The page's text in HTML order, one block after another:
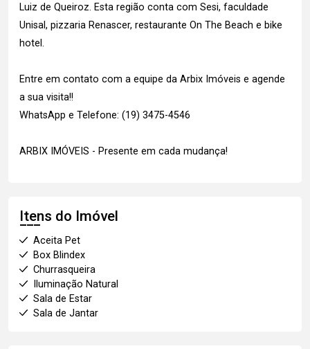
Luiz de Queiroz. Esta região conta com Sesi, faculdade
Unisal, pizzaria Renascer, restaurante On The Beach e bike
hotel.
Entre em contato com a equipe da Arbix Imóveis e agende
a sua visita!!
WhatsApp e Telefone: (19) 3475-4546
ARBIX IMÓVEIS - Presente em cada mudança!
Itens do Imóvel
Aceita Pet
Box Blindex
Churrasqueira
Iluminação Natural
Sala de Estar
Sala de Jantar